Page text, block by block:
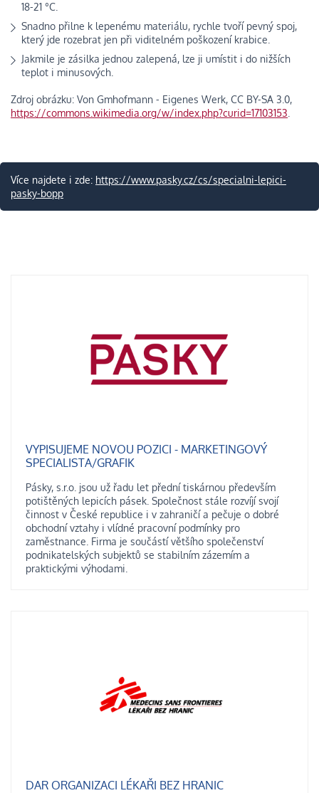
18-21 °C.
Snadno přilne k lepenému materiálu, rychle tvoří pevný spoj,
který jde rozebrat jen při viditelném poškození krabice.
Jakmile je zásilka jednou zalepená, lze ji umístit i do nižších
teplot i minusových.
Zdroj obrázku: Von Gmhofmann - Eigenes Werk, CC BY-SA 3.0,
https://commons.wikimedia.org/w/index.php?curid=17103153
Více najdete i zde: https://www.pasky.cz/cs/specialni-lepici-
pasky-bopp
VYPISUJEME NOVOU POZICI - MARKETINGOVÝ
SPECIALISTA/GRAFIK
Pásky, s.r.o. jsou už řadu let přední tiskárnou především
potištěných lepicích pásek. Společnost stále rozvíjí svojí
činnost v České republice i v zahraničí a pečuje o dobré
obchodní vztahy i vlídné pracovní podmínky pro
zaměstnance. Firma je součástí většího společenství
podnikatelských subjektů se stabilním zázemím a
praktickými výhodami.
DAR ORGANIZACI LÉKAŘI BEZ HRANIC